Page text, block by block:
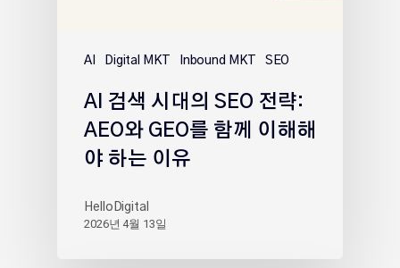
AI Digital MKT Inbound MKT SEO
AI 검색 시대의 SEO 전략:
AEO와 GEO를 함께 이해해
야 하는 이유
HelloDigital
2026년 4월 13일